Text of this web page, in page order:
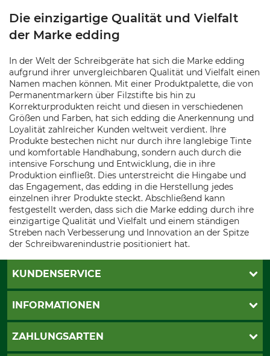
Die einzigartige Qualität und Vielfalt
der Marke edding
In der Welt der Schreibgeräte hat sich die Marke edding
aufgrund ihrer unvergleichbaren Qualität und Vielfalt einen
Namen machen können. Mit einer Produktpalette, die von
Permanentmarkern über Filzstifte bis hin zu
Korrekturprodukten reicht und diesen in verschiedenen
Größen und Farben, hat sich edding die Anerkennung und
Loyalität zahlreicher Kunden weltweit verdient. Ihre
Produkte bestechen nicht nur durch ihre langlebige Tinte
und komfortable Handhabung, sondern auch durch die
intensive Forschung und Entwicklung, die in ihre
Produktion einfließt. Dies unterstreicht die Hingabe und
das Engagement, das edding in die Herstellung jedes
einzelnen ihrer Produkte steckt. Abschließend kann
festgestellt werden, dass sich die Marke edding durch ihre
einzigartige Qualität und Vielfalt und einem ständigen
Streben nach Verbesserung und Innovation an der Spitze
der Schreibwarenindustrie positioniert hat.
KUNDENSERVICE
Live-Shopping
INFORMATIONEN
AGB
ZAHLUNGSARTEN